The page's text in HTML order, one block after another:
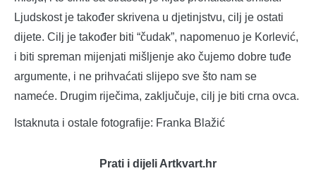
Ljudskost je također skrivena u djetinjstvu, cilj je ostati
dijete. Cilj je također biti “čudak”, napomenuo je Korlević,
i biti spreman mijenjati mišljenje ako čujemo dobre tuđe
argumente, i ne prihvaćati slijepo sve što nam se
nameće. Drugim riječima, zaključuje, cilj je biti crna ovca.
Istaknuta i ostale fotografije: Franka Blažić
Prati i dijeli Artkvart.hr